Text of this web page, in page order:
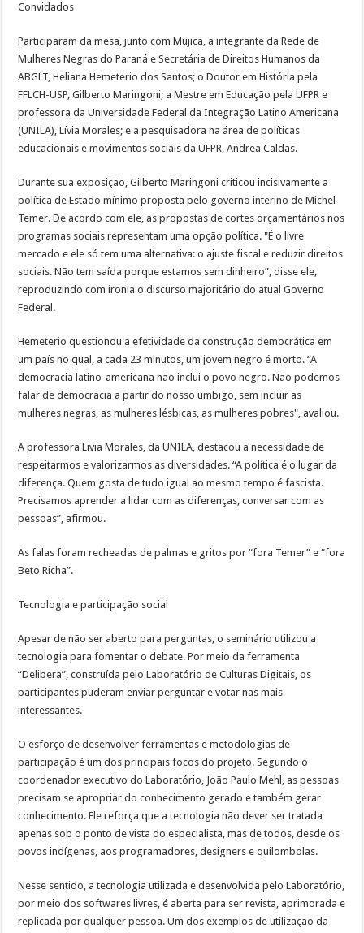
Convidados
Participaram da mesa, junto com Mujica, a integrante da Rede de
Mulheres Negras do Paraná e Secretária de Direitos Humanos da
ABGLT, Heliana Hemeterio dos Santos; o Doutor em História pela
FFLCH-USP, Gilberto Maringoni; a Mestre em Educação pela UFPR e
professora da Universidade Federal da Integração Latino Americana
(UNILA), Lívia Morales; e a pesquisadora na área de políticas
educacionais e movimentos sociais da UFPR, Andrea Caldas.
Durante sua exposição, Gilberto Maringoni criticou incisivamente a
política de Estado mínimo proposta pelo governo interino de Michel
Temer. De acordo com ele, as propostas de cortes orçamentários nos
programas sociais representam uma opção política. "É o livre
mercado e ele só tem uma alternativa: o ajuste fiscal e reduzir direitos
sociais. Não tem saída porque estamos sem dinheiro”, disse ele,
reproduzindo com ironia o discurso majoritário do atual Governo
Federal.
Hemeterio questionou a efetividade da construção democrática em
um país no qual, a cada 23 minutos, um jovem negro é morto. “A
democracia latino-americana não inclui o povo negro. Não podemos
falar de democracia a partir do nosso umbigo, sem incluir as
mulheres negras, as mulheres lésbicas, as mulheres pobres", avaliou.
A professora Livia Morales, da UNILA, destacou a necessidade de
respeitarmos e valorizarmos as diversidades. “A política é o lugar da
diferença. Quem gosta de tudo igual ao mesmo tempo é fascista.
Precisamos aprender a lidar com as diferenças, conversar com as
pessoas”, afirmou.
As falas foram recheadas de palmas e gritos por “fora Temer” e “fora
Beto Richa”.
Tecnologia e participação social
Apesar de não ser aberto para perguntas, o seminário utilizou a
tecnologia para fomentar o debate. Por meio da ferramenta
“Delibera”, construída pelo Laboratório de Culturas Digitais, os
participantes puderam enviar perguntar e votar nas mais
interessantes.
O esforço de desenvolver ferramentas e metodologias de
participação é um dos principais focos do projeto. Segundo o
coordenador executivo do Laboratório, João Paulo Mehl, as pessoas
precisam se apropriar do conhecimento gerado e também gerar
conhecimento. Ele reforça que a tecnologia não dever ser tratada
apenas sob o ponto de vista do especialista, mas de todos, desde os
povos indígenas, aos programadores, designers e quilombolas.
Nesse sentido, a tecnologia utilizada e desenvolvida pelo Laboratório,
por meio dos softwares livres, é aberta para ser revista, aprimorada e
replicada por qualquer pessoa. Um dos exemplos de utilização da